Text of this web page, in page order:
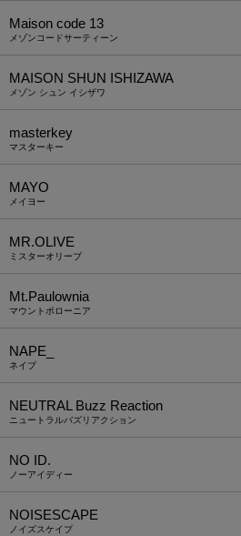
Maison code 13
メゾンコードサーティーン
MAISON SHUN ISHIZAWA
メゾン シュン イシザワ
masterkey
マスターキー
MAYO
メイヨー
MR.OLIVE
ミスターオリーブ
Mt.Paulownia
マウントポローニア
NAPE_
ネイプ
NEUTRAL Buzz Reaction
ニュートラルバズリアクション
NO ID.
ノーアイディー
NOISESCAPE
ノイズスケイプ